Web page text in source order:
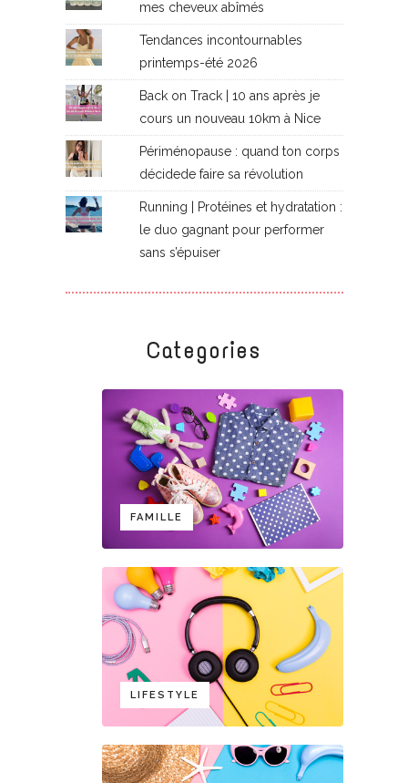
mes cheveux abîmés
Tendances incontournables
printemps-été 2026
Back on Track | 10 ans après je
cours un nouveau 10km à Nice
Périménopause : quand ton corps
décidede faire sa révolution
Running | Protéines et hydratation :
le duo gagnant pour performer
sans s’épuiser
Categories
FAMILLE
LIFESTYLE